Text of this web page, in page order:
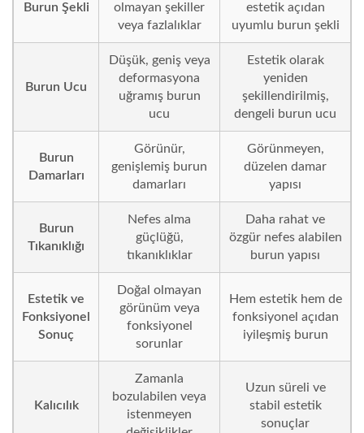
Burun Şekli
olmayan şekiller
veya fazlalıklar
estetik açıdan
uyumlu burun şekli
Burun Ucu
Düşük, geniş veya
deformasyona
uğramış burun
ucu
Estetik olarak
yeniden
şekillendirilmiş,
dengeli burun ucu
Burun
Damarları
Görünür,
genişlemiş burun
damarları
Görünmeyen,
düzelen damar
yapısı
Burun
Tıkanıklığı
Nefes alma
güçlüğü,
tıkanıklıklar
Daha rahat ve
özgür nefes alabilen
burun yapısı
Estetik ve
Fonksiyonel
Sonuç
Doğal olmayan
görünüm veya
fonksiyonel
sorunlar
Hem estetik hem de
fonksiyonel açıdan
iyileşmiş burun
Kalıcılık
Zamanla
bozulabilen veya
istenmeyen
Uzun süreli ve
stabil estetik
sonuçlar